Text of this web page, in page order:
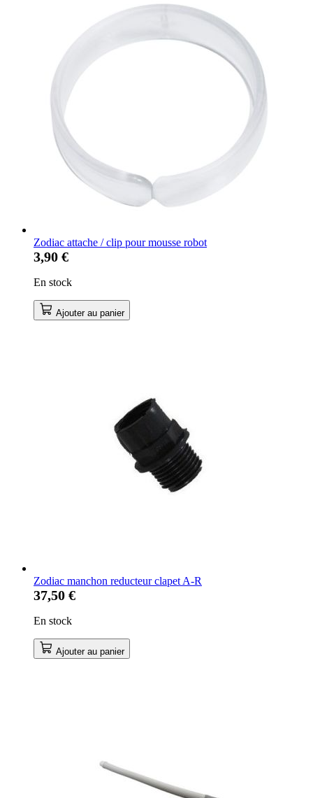
Zodiac attache / clip pour mousse robot
3,90 €
En stock
Ajouter au panier
Zodiac manchon reducteur clapet A-R
37,50 €
En stock
Ajouter au panier